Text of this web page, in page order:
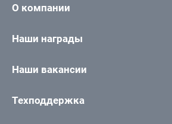
О компании
Наши награды
Наши вакансии
Техподдержка